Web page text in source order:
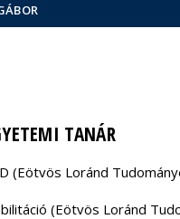
TANÁR
(Eötvös Loránd
(Eötvös Loránd